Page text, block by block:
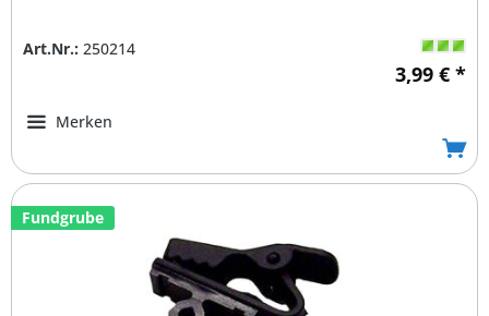
Art.Nr.: 250214
3,99 € *
Merken
Fundgrube